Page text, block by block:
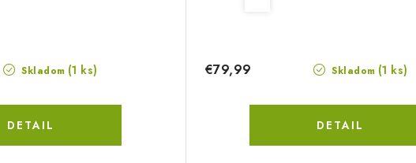
Skladom (1 ks)
DETAIL
Skladom (1 ks)
€79,99
DETAIL